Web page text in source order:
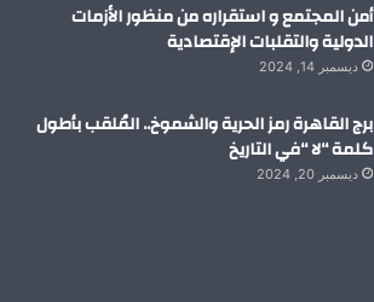
أمن المجتمع و استقراره من منظور الأزمات
الدولية والتقلبات الإقتصادية
ديسمبر 14, 2024
برج القاهرة رمز الحرية والشموخ.. المُلقب بأطول
كلمة “لا “في التاريخ
ديسمبر 20, 2024